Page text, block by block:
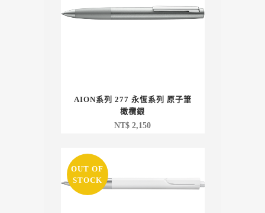
AION系列 277 永恆系列 原子筆
橄欖銀
NT$ 2,150
OUT OF
STOCK